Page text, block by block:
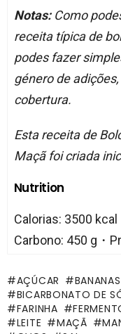
Notas:Como
receita típica de
podes fazer
género de
cobertura.
Esta receita de
Maçã foi criada
Nutrition
Calorias: 3500
Carbono: 450 g・
AÇÚCAR BANANAS
BICARBONATO DE
FARINHA
LEITE
MAÇÃ